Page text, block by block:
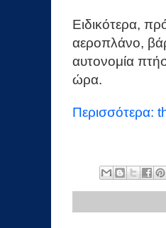
Ειδικότερα,
αεροπλάνο,
αυτονομία
ώρα.
Περισσότερα: